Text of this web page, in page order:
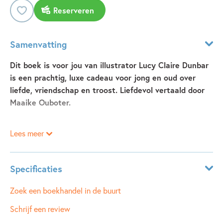
Reserveren
Samenvatting
Dit boek is voor jou van illustrator Lucy Claire Dunbar
is een prachtig, luxe cadeau voor jong en oud over
liefde, vriendschap en troost. Liefdevol vertaald door
Maaike Ouboter.
hoop en liefde. Met haar herkenbare, met de hand
getekende illustraties vangt Lucy Claire Dunbar de magie
kleins kan zijn. Een prachtig boek om cadeau te geven –
Lees meer
Specificaties
ISBN: 9789493476271
NUR:
Zoek een boekhandel in de buurt
Schrijf een review